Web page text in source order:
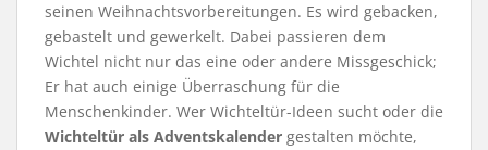
seinen Weihnachtsvorbereitungen. Es wird gebacken,
gebastelt und gewerkelt. Dabei passieren dem
Wichtel nicht nur das eine oder andere Missgeschick;
Er hat auch einige Überraschung für die
Menschenkinder. Wer Wichteltür-Ideen sucht oder die
Wichteltür als Adventskalender gestalten möchte,